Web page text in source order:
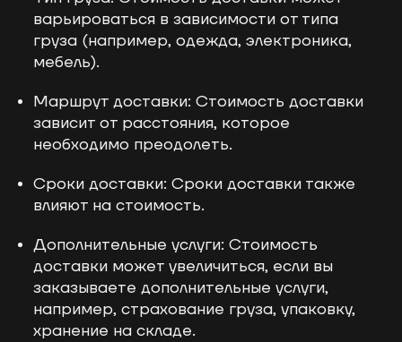
варьироваться в зависимости от типа
груза (например, одежда, электроника,
мебель).
Маршрут доставки: Стоимость доставки
зависит от расстояния, которое
необходимо преодолеть.
Сроки доставки: Сроки доставки также
влияют на стоимость.
Дополнительные услуги: Стоимость
доставки может увеличиться, если вы
заказываете дополнительные услуги,
например, страхование груза, упаковку,
хранение на складе.